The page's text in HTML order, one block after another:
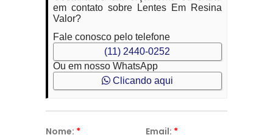
em contato sobre Lentes Em Resina
Valor?
Fale conosco pelo telefone
(11) 2440-0252
Ou em nosso WhatsApp
Clicando aqui
Nome: * Email: *